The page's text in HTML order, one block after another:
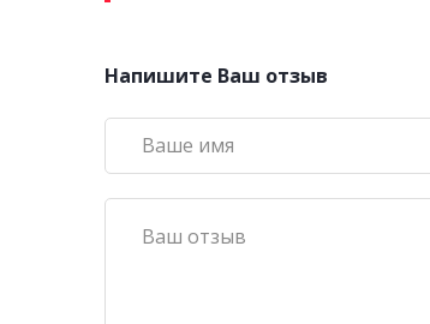
Напишите Ваш отзыв